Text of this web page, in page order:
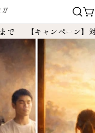
【キャンペーン】対象講